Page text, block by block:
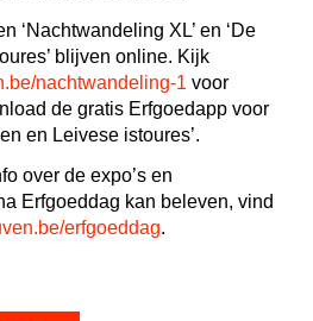
‘Nachtwandeling XL’ en ‘De
blijven online. Kijk
nachtwandeling-1 voor
de gratis Erfgoedapp voor
en Leivese istoures’.
over de expo’s en
Erfgoeddag kan beleven, vind
erfgoeddag.